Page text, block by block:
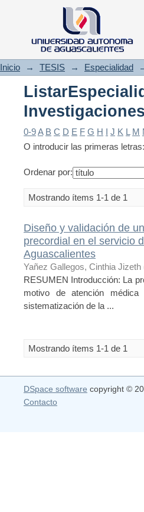
Inicio → TESIS → Especialidad
0-9A B C D E F G H I J K L M
O introducir las primeras letras:
Ordenar por:
Mostrando ítems 1-1 de 1
Diseño y validación de
precordial en el servicio
Aguascalientes
Yañez Gallegos, Cinthia Jizeth
RESUMEN Introducción: La
motivo de atención
sistematización de la ...
Mostrando ítems 1-1 de 1
DSpace software copyright ©
Contacto